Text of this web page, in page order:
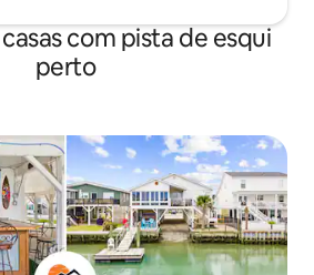
com pista de esqui
perto